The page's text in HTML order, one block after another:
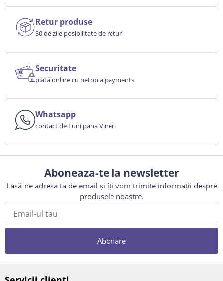
Retur produse
30 de zile posibilitate de retur
Securitate
plată online cu netopia payments
Whatsapp
contact de Luni pana Vineri
Aboneaza-te la newsletter
Lasă-ne adresa ta de email și îți vom trimite informații despre
produsele noastre.
Abonare